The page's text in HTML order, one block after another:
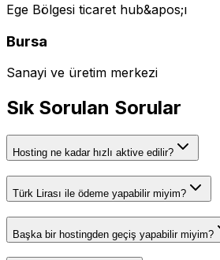
Ege Bölgesi ticaret hub&apos;ı
Bursa
Sanayi ve üretim merkezi
Sık Sorulan Sorular
Hosting ne kadar hızlı aktive edilir?
Türk Lirası ile ödeme yapabilir miyim?
Başka bir hostingden geçiş yapabilir miyim?